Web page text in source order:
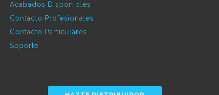
Acabados Disponibles
Contacto Profesionales
Contacto Particulares
Soporte